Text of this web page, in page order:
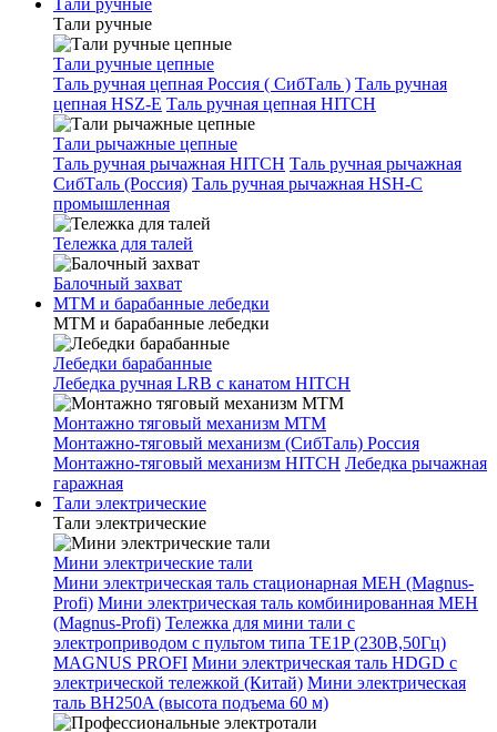
Тали ручные
Тали ручные
Тали ручные цепные
Таль ручная цепная Россия ( СибТаль ) Таль ручная
цепная HSZ-E Таль ручная цепная HITCH
Тали рычажные цепные
Таль ручная рычажная HITCH Таль ручная рычажная
СибТаль (Россия) Таль ручная рычажная HSH-C
промышленная
Тележка для талей
Балочный захват
МТМ и барабанные лебедки
МТМ и барабанные лебедки
Лебедки барабанные
Лебедка ручная LRB с канатом HITCH
Монтажно тяговый механизм МТМ
Монтажно-тяговый механизм (СибТаль) Россия
Монтажно-тяговый механизм HITCH Лебедка рычажная
гаражная
Тали электрические
Тали электрические
Мини электрические тали
Мини электрическая таль стационарная МЕН (Magnus-
Profi) Мини электрическая таль комбинированная МЕН
(Magnus-Profi) Тележка для мини тали с
электроприводом с пультом типа TE1P (230В,50Гц)
MAGNUS PROFI Мини электрическая таль HDGD с
электрической тележкой (Китай) Мини электрическая
таль BH250A (высота подъема 60 м)